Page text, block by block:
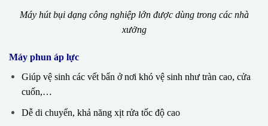
Máy hút bụi dạng công nghiệp lớn được dùng trong các nhà
xưởng
Máy phun áp lực
Giúp vệ sinh các vết bẩn ở nơi khó vệ sinh như tràn cao, cửa
cuốn,…
Dễ di chuyển, khả năng xịt rửa tốc độ cao